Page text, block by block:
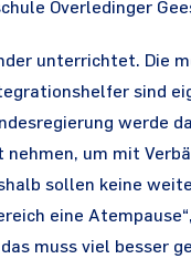
Overledinger
unterrichtet. Die
sind
werde
um mit
sollen keine
eine
muss viel besser